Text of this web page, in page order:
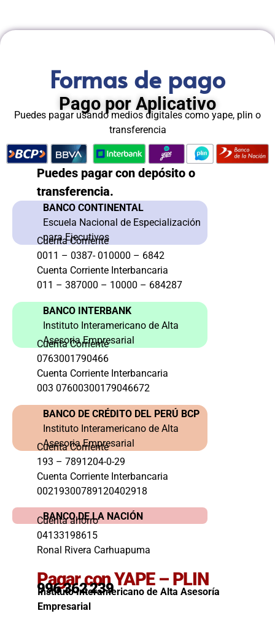
Formas de pago
Pago por Aplicativo
Puedes pagar usando medios digitales como yape, plin o
transferencia
Puedes pagar con depósito o
transferencia.
BANCO CONTINENTAL
Escuela Nacional de Especialización
para Ejecutivos
Cuenta Corriente
0011 – 0387- 010000 – 6842
Cuenta Corriente Interbancaria
011 – 387000 – 10000 – 684287
BANCO INTERBANK
Instituto Interamericano de Alta
Asesoria Empresarial
Cuenta Corriente
0763001790466
Cuenta Corriente Interbancaria
003 07600300179046672
BANCO DE CRÉDITO DEL PERÚ BCP
Instituto Interamericano de Alta
Asesoria Empresarial
Cuenta Corriente
193 – 7891204-0-29
Cuenta Corriente Interbancaria
00219300789120402918
BANCO DE LA NACIÓN
Cuenta ahorro
04133198615
Ronal Rivera Carhuapuma
Pagar con YAPE – PLIN
996 362 239
Instituto Interamericano de Alta Asesoría
Empresarial